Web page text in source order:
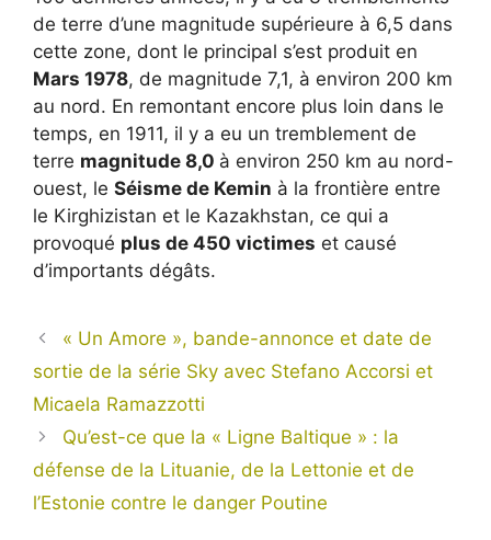
de terre d’une magnitude supérieure à 6,5 dans
cette zone, dont le principal s’est produit en
Mars 1978, de magnitude 7,1, à environ 200 km
au nord. En remontant encore plus loin dans le
temps, en 1911, il y a eu un tremblement de
terre magnitude 8,0 à environ 250 km au nord-
ouest, le Séisme de Kemin à la frontière entre
le Kirghizistan et le Kazakhstan, ce qui a
provoqué plus de 450 victimes et causé
d’importants dégâts.
« Un Amore », bande-annonce et date de
sortie de la série Sky avec Stefano Accorsi et
Micaela Ramazzotti
Qu’est-ce que la « Ligne Baltique » : la
défense de la Lituanie, de la Lettonie et de
l’Estonie contre le danger Poutine